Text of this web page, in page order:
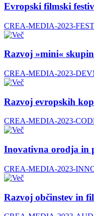
Evropski filmski
CREA-MEDIA-2023-FEST
Razvoj »mini«
CREA-MEDIA-2023-
Razvoj evropskih
CREA-MEDIA-2023-
Inovativna orodja in
CREA-MEDIA-2023-
Razvoj občinstev in